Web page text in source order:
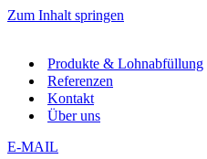
Zum Inhalt springen
Produkte & Lohnabfüllung
Referenzen
Kontakt
Über uns
E-MAIL